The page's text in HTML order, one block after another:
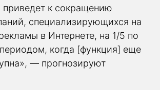
приведет к сокращению
специализирующихся на
в Интернете, на 1/5 по
когда [функция] еще
— прогнозируют